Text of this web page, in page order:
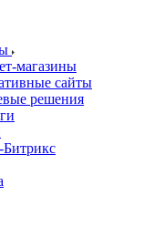
магазины
сайты
решения